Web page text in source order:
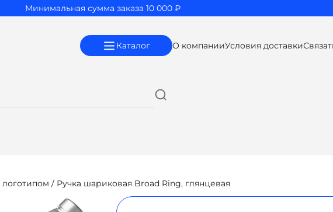
Минимальная сумма заказа 10 000 ₽
Каталог О компанииУсловия доставки
/ Ручка шариковая Broad Ring, глянцевая